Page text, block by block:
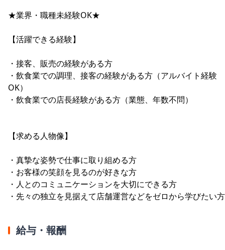
★業界・職種未経験OK★
【活躍できる経験】
・接客、販売の経験がある方
・飲食業での調理、接客の経験がある方（アルバイト経験
OK）
・飲食業での店長経験がある方（業態、年数不問）
【求める人物像】
・真摯な姿勢で仕事に取り組める方
・お客様の笑顔を見るのが好きな方
・人とのコミュニケーションを大切にできる方
・先々の独立を見据えて店舗運営などをゼロから学びたい方
給与・報酬